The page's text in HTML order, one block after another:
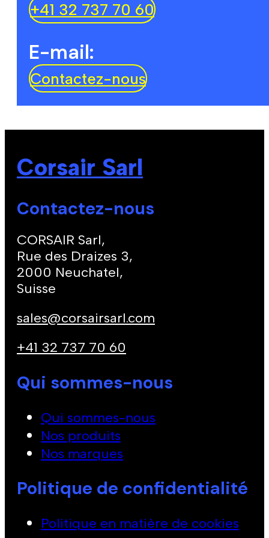
+41 32 737 70 60
E-mail:
Contactez-nous
Corsair Sarl
Contactez-nous
CORSAIR Sarl,
Rue des Draizes 3,
2000 Neuchatel,
Suisse
sales@corsairsarl.com
+41 32 737 70 60
Qui sommes-nous
Qui sommes-nous
Nos produits
Nos marques
Politique de confidentialité
Politique en matière de cookies